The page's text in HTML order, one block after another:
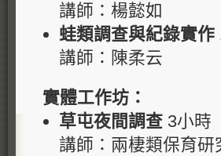
講師：楊懿如
蛙類調查與紀錄實作
講師：陳柔云
實體工作坊：
草屯夜間調查 3小時
講師：兩棲類保育研